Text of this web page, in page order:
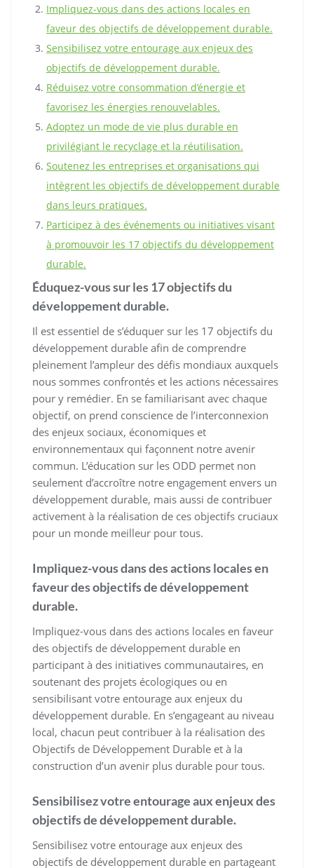
Impliquez-vous dans des actions locales en
faveur des objectifs de développement durable.
Sensibilisez votre entourage aux enjeux des
objectifs de développement durable.
Réduisez votre consommation d’énergie et
favorisez les énergies renouvelables.
Adoptez un mode de vie plus durable en
privilégiant le recyclage et la réutilisation.
Soutenez les entreprises et organisations qui
intègrent les objectifs de développement durable
dans leurs pratiques.
Participez à des événements ou initiatives visant
à promouvoir les 17 objectifs du développement
durable.
Éduquez-vous sur les 17 objectifs du
développement durable.
Il est essentiel de s’éduquer sur les 17 objectifs du
développement durable afin de comprendre
pleinement l’ampleur des défis mondiaux auxquels
nous sommes confrontés et les actions nécessaires
pour y remédier. En se familiarisant avec chaque
objectif, on prend conscience de l’interconnexion
des enjeux sociaux, économiques et
environnementaux qui façonnent notre avenir
commun. L’éducation sur les ODD permet non
seulement d’accroître notre engagement envers un
développement durable, mais aussi de contribuer
activement à la réalisation de ces objectifs cruciaux
pour un monde meilleur pour tous.
Impliquez-vous dans des actions locales en
faveur des objectifs de développement
durable.
Impliquez-vous dans des actions locales en faveur
des objectifs de développement durable en
participant à des initiatives communautaires, en
soutenant des projets écologiques ou en
sensibilisant votre entourage aux enjeux du
développement durable. En s’engageant au niveau
local, chacun peut contribuer à la réalisation des
Objectifs de Développement Durable et à la
construction d’un avenir plus durable pour tous.
Sensibilisez votre entourage aux enjeux des
objectifs de développement durable.
Sensibilisez votre entourage aux enjeux des
objectifs de développement durable en partageant